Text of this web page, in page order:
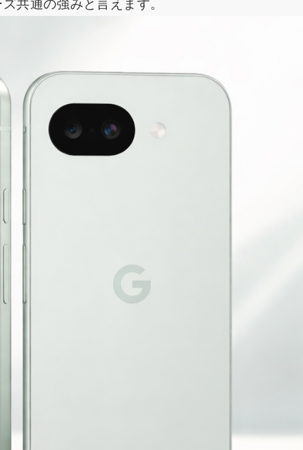
共通の強みと言えます。